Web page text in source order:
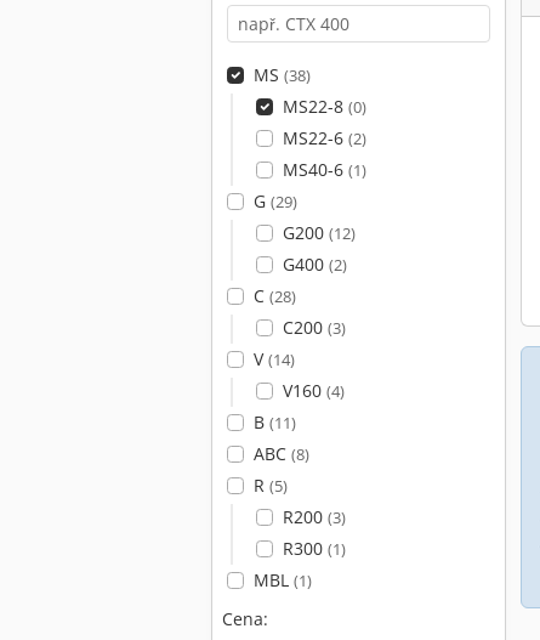
MS (38)
MS22-8 (0)
MS22-6 (2)
MS40-6 (1)
G (29)
G200 (12)
G400 (2)
C (28)
C200 (3)
V(14)
V160 (4)
B (11)
ABC (8)
R (5)
R200 (3)
R300 (1)
MBL (1)
Cena: